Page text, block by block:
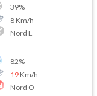
39%
8Km/h
Nord E
82%
19Km/h
Nord O